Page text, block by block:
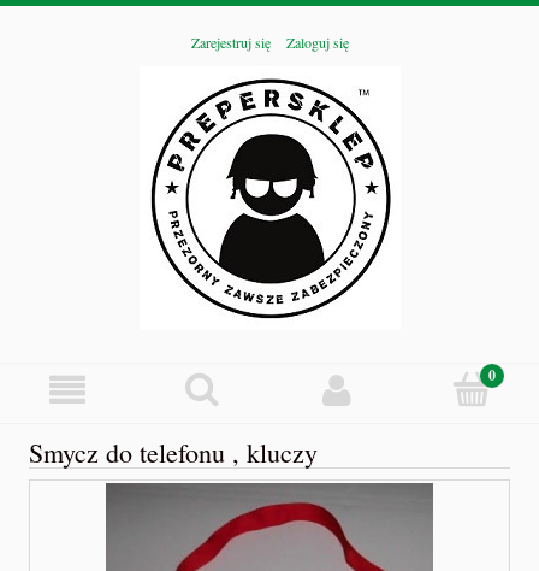
Zarejestruj się Zaloguj się
Smycz do telefonu , kluczy